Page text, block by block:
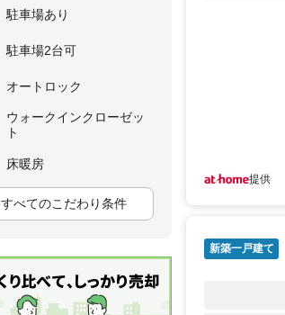
駐車場あり
駐車場2台可
オートロック
ウォークインクローゼッ
ト
床暖房
すべてのこだわり条件
提供
新築一戸建て